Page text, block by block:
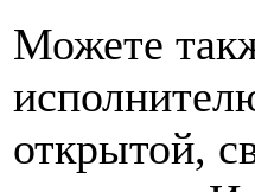
Можете
открытой,